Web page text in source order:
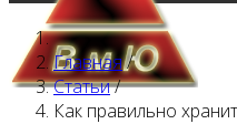
Главная/
Статьи/
Как правильно